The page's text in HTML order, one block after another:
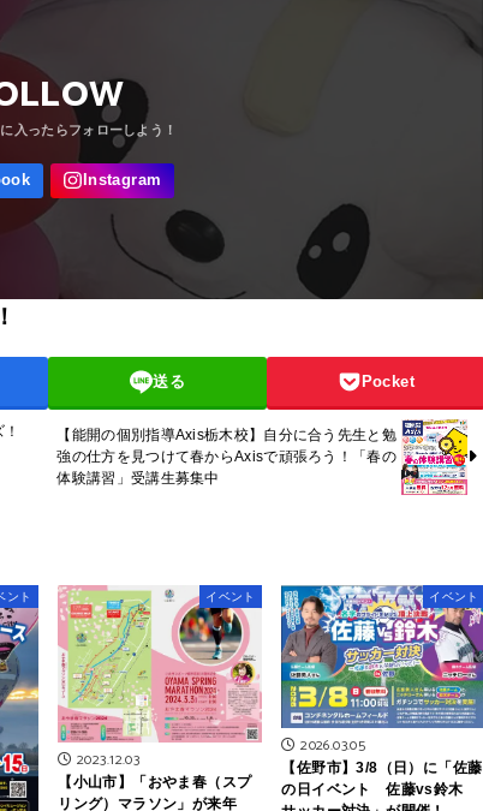
送る Pocket
【能開の個別指導Axis栃木校】自分に合う先生と勉
強の仕方を見つけて春からAxisで頑張ろう！「春の
体験講習」受講生募集中
ント イベント
2023.12.03
【小山市】「おやま春（スプ
リング）マラソン」が来年
イベント
2026.03.05
【佐野市】3/8（日）に「佐藤
の日イベント 佐藤vs鈴木